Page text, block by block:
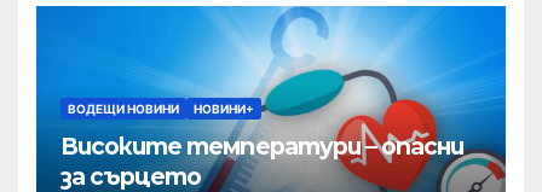
ВОДЕЩИ НОВИНИ НОВИНИ+
Високите температури – опасни
за сърцето